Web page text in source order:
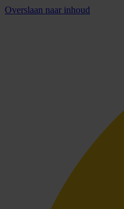
Overslaan naar inhoud